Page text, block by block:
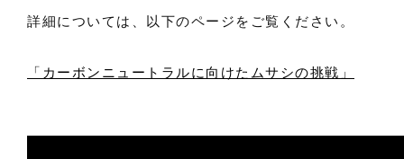
詳細については、以下のページをご覧ください。
「カーボンニュートラルに向けたムサシの挑戦」